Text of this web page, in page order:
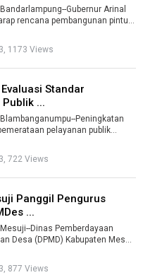
Gubernur Arinal
rencana pembangunan pintu
1173 Views
Standar
...
Blambanganumpu--Peningkatan
pelayanan publik
722 Views
Panggil Pengurus
...
Mesuji--Dinas Pemberdayaan
Desa (DPMD) Kabupaten Mesuji
877 Views